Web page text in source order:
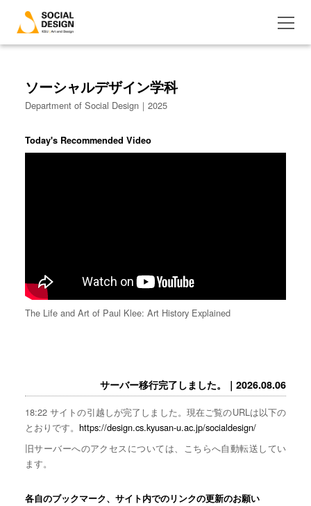
ソーシャルデザイン学科
Department of Social Design｜2025
Today's Recommended Video
The Life and Art of Paul Klee: Art History Explained
サーバー移行完了しました。｜2026.08.06
18:22 サイトの引越しが完了しました。現在ご覧のURLは以下の
とおりです。 https://design.cs.kyusan-u.ac.jp/socialdesign/
旧サーバーへのアクセスについては、こちらへ自動転送してい
ます。
各自のブックマーク、サイト内でのリンクの更新のお願い